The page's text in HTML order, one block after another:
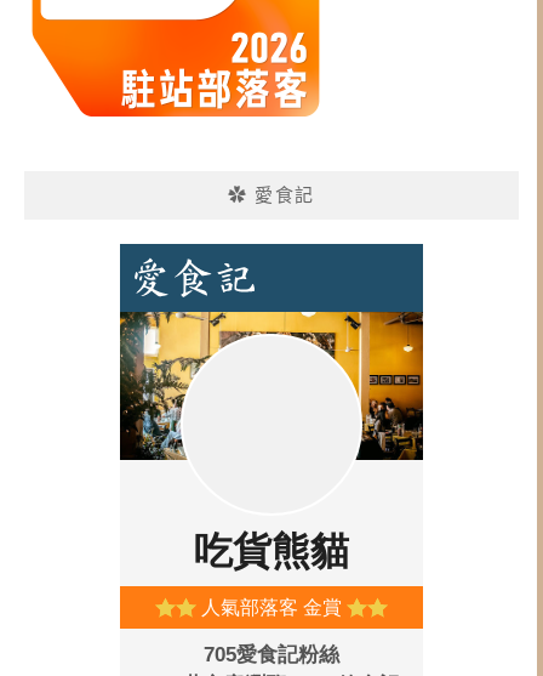
✿ 愛食記